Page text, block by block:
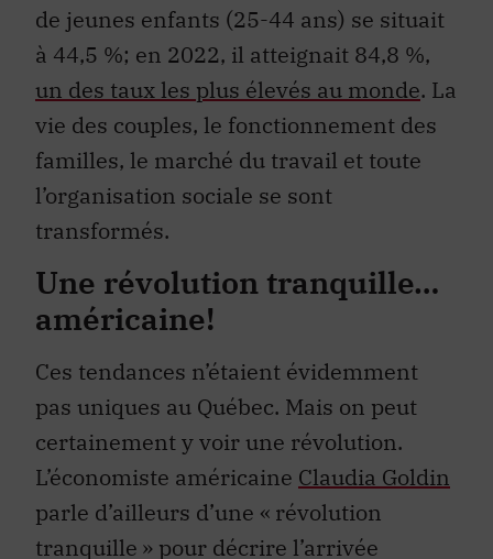
de jeunes enfants (25-44 ans) se situait
à 44,5 %; en 2022, il atteignait 84,8 %,
un des taux les plus élevés au monde. La
vie des couples, le fonctionnement des
familles, le marché du travail et toute
l’organisation sociale se sont
transformés.
Une révolution tranquille…
américaine!
Ces tendances n’étaient évidemment
pas uniques au Québec. Mais on peut
certainement y voir une révolution.
L’économiste américaine Claudia Goldin
parle d’ailleurs d’une « révolution
tranquille » pour décrire l’arrivée